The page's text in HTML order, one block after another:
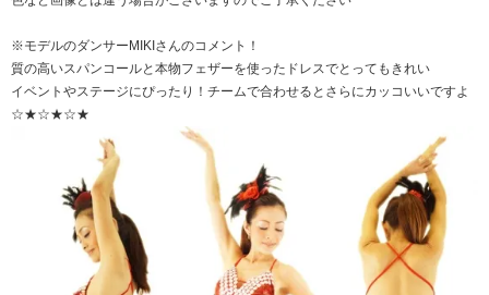
※モデルのダンサーMIKIさんのコメント！
質の高いスパンコールと本物フェザーを使ったドレスでとってもきれい
イベントやステージにぴったり！チームで合わせるとさらにカッコいいですよ
☆★☆★☆★